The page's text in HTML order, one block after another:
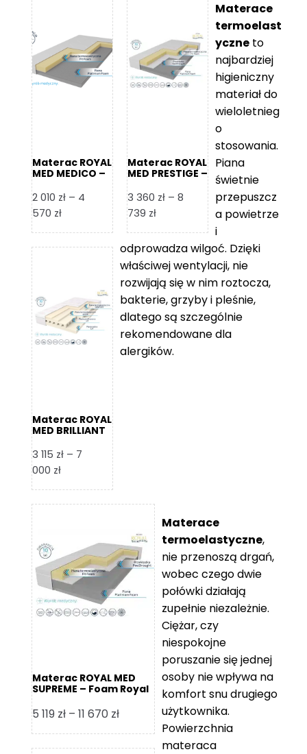
do
8
865 zł
Materac ROYAL
MED MEDICO –
2 010 zł – 4
570 złZakres
od
4
570 zł
Materac ROYAL
MED PRESTIGE –
3 360 zł – 8
739 złZakres
od
3
360 zł
do
8
739 zł
Materac ROYAL
MED BRILLIANT
3 115 zł – 7
000 złZakres
od
7
000 zł
Materace
termoelast
yczne to
najbardziej
higieniczny
materiał do
wieloletnieg
o
stosowania.
Piana
świetnie
przepuszcz
a powietrze
i
odprowadza wilgoć. Dzięki
właściwej wentylacji, nie
rozwijają się w nim roztocza,
bakterie, grzyby i pleśnie,
dlatego są szczególnie
rekomendowane dla
alergików.
Materac ROYAL MED
SUPREME – Foam Royal
5 119 zł – 11 670 złZakres
cen:
od
Materace
termoelastyczne,
nie przenoszą drgań,
wobec czego dwie
połówki działają
zupełnie niezależnie.
Ciężar, czy
niespokojne
poruszanie się jednej
osoby nie wpływa na
komfort snu drugiego
użytkownika.
Powierzchnia
materaca